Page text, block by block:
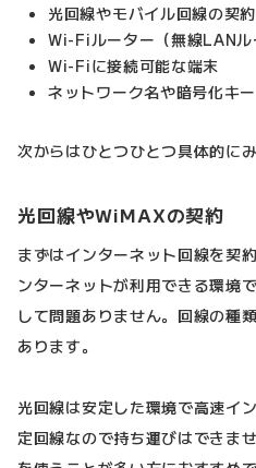
光回線やモバイル回線の契約
Wi-Fiルーター（無線LANル
Wi-Fiに接続可能な端末
ネットワーク名や暗号化キー
次からはひとつひとつ具体的に
光回線やWiMAXの契約
まずはインターネット回線を契
ンターネットが利用できる環境
して問題ありません。回線の種
あります。
光回線は安定した環境で高速イ
定回線なので持ち運びはできま